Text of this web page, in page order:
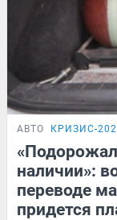
АВТО КРИЗИС-
наличии»:
переводе
придется